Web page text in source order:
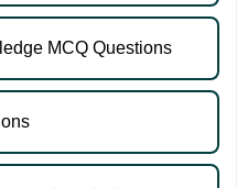
MCQ Questions